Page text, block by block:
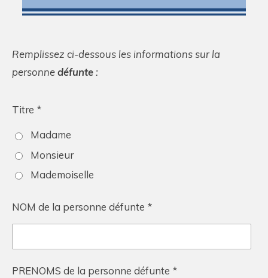
Remplissez ci-dessous les informations sur la
personnedéfunte:
Titre *
Madame
Monsieur
Mademoiselle
NOM de la personne défunte *
PRENOMS de la personne défunte *